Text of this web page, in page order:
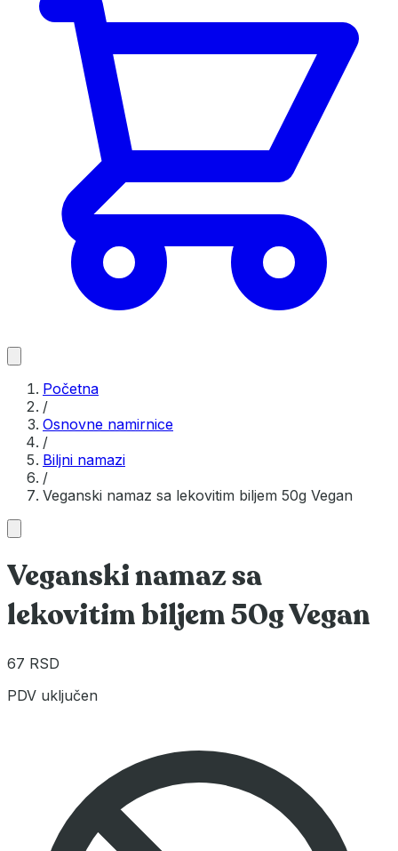
Početna
/
Osnovne namirnice
/
Biljni namazi
/
Veganski namaz sa lekovitim biljem 50g Vegan
Veganski namaz sa
lekovitim biljem 50g Vegan
67 RSD
PDV uključen